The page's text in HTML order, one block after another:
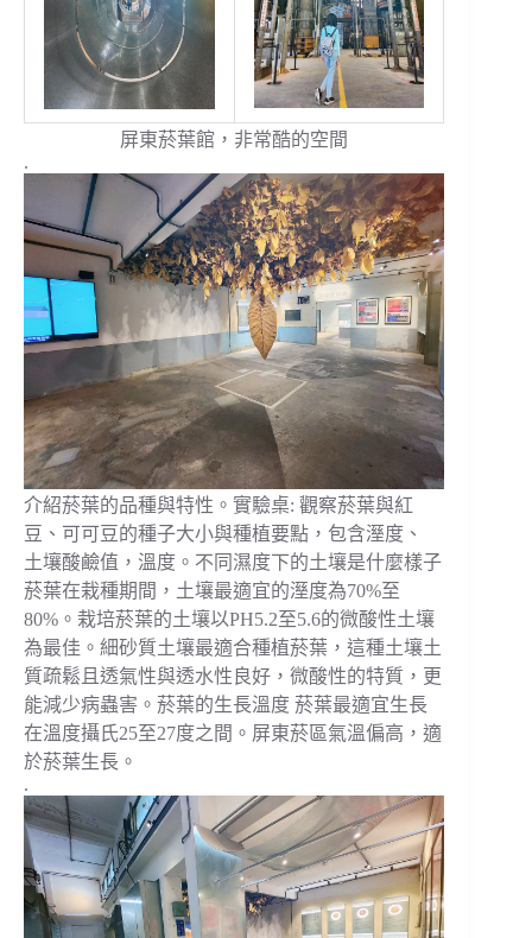
屏東菸葉館，非常酷的空間
.
介紹菸葉的品種與特性。實驗桌: 觀察菸葉與紅
豆、可可豆的種子大小與種植要點，包含溼度、
土壤酸鹼值，溫度。不同濕度下的土壤是什麼樣子
菸葉在栽種期間，土壤最適宜的溼度為70%至
80%。栽培菸葉的土壤以PH5.2至5.6的微酸性土壤
為最佳。細砂質土壤最適合種植菸葉，這種土壤土
質疏鬆且透氣性與透水性良好，微酸性的特質，更
能減少病蟲害。菸葉的生長溫度 菸葉最適宜生長
在溫度攝氏25至27度之間。屏東菸區氣溫偏高，適
於菸葉生長。
.